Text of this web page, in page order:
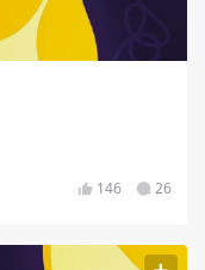
146 26